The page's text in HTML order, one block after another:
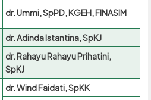
dr. Ummi, SpPD, KGEH, FINASIM
dr. Adinda Istantina, SpKJ
dr. Rahayu Rahayu Prihatini,
SpKJ
dr. Wind Faidati, SpKK